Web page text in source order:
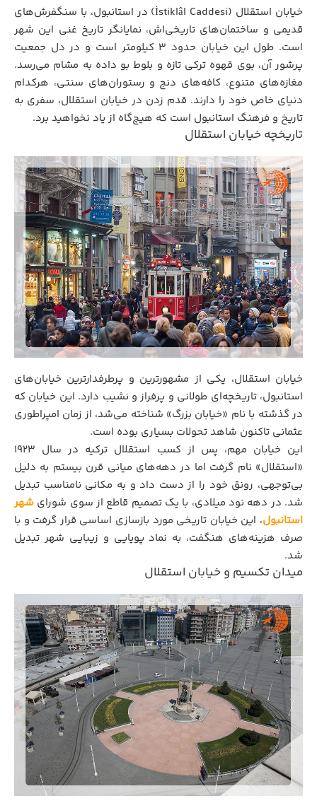
خیابان استقلال (İstiklâl Caddesi) در استانبول، با سنگفرش‌های
قدیمی و ساختمان‌های تاریخی‌اش، نمایانگر تاریخ غنی این شهر
است. طول این خیابان حدود ۳ کیلومتر است و در دل جمعیت
پرشور آن، بوی قهوه‌ ترکی تازه و بلوط بو داده به مشام می‌رسد.
مغازه‌های متنوع، کافه‌های دنج و رستوران‌های سنتی، هرکدام
دنیای خاص خود را دارند. قدم زدن در خیابان استقلال، سفری به
تاریخ و فرهنگ استانبول است که هیچ‌گاه از یاد نخواهید برد.
تاریخچه‌ خیابان استقلال
خیابان استقلال، یکی از مشهورترین و پرطرفدارترین خیابان‌های
استانبول، تاریخچه‌ای طولانی و پرفراز و نشیب دارد. این خیابان که
در گذشته با نام «خیابان بزرگ» شناخته می‌شد، از زمان امپراطوری
عثمانی تاکنون شاهد تحولات بسیاری بوده است.
این خیابان مهم، پس از کسب استقلال ترکیه در سال ۱۹۲۳
«استقلال» نام گرفت اما در دهه‌های میانی قرن بیستم به دلیل
بی‌توجهی، رونق خود را از دست داد و به مکانی نامناسب تبدیل
شد. در دهه نود میلادی، با یک تصمیم قاطع از سوی شورای شهر
استانبول، این خیابان تاریخی مورد بازسازی اساسی قرار گرفت و با
صرف هزینه‌های هنگفت، به نماد پویایی و زیبایی شهر تبدیل
شد.
میدان تکسیم و خیابان استقلال